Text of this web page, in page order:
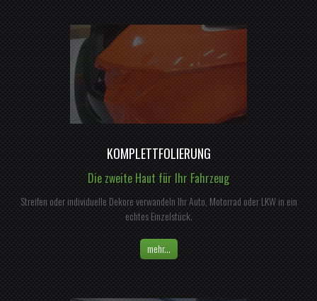
KOMPLETTFOLIERUNG
Die zweite Haut für Ihr Fahrzeug
Streifen oder individuelle Dekore verwandeln Ihr Auto, Motorrad oder LKW in ein
echtes Einzelstück.
mehr...